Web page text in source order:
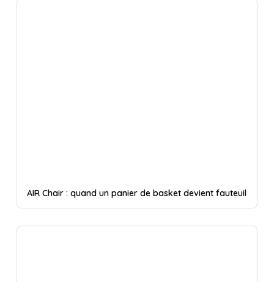
AIR Chair : quand un panier de basket devient fauteuil